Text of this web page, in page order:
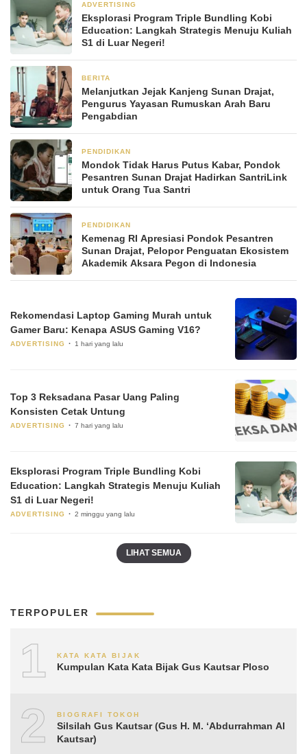
ADVERTISING
Eksplorasi Program Triple Bundling Kobi
Education: Langkah Strategis Menuju Kuliah
S1 di Luar Negeri!
BERITA
Melanjutkan Jejak Kanjeng Sunan Drajat,
Pengurus Yayasan Rumuskan Arah Baru
Pengabdian
PENDIDIKAN
Mondok Tidak Harus Putus Kabar, Pondok
Pesantren Sunan Drajat Hadirkan SantriLink
untuk Orang Tua Santri
PENDIDIKAN
Kemenag RI Apresiasi Pondok Pesantren
Sunan Drajat, Pelopor Penguatan Ekosistem
Akademik Aksara Pegon di Indonesia
Rekomendasi Laptop Gaming Murah untuk
Gamer Baru: Kenapa ASUS Gaming V16?
ADVERTISING 1 hari yang lalu
Top 3 Reksadana Pasar Uang Paling
Konsisten Cetak Untung
ADVERTISING 7 hari yang lalu
Eksplorasi Program Triple Bundling Kobi
Education: Langkah Strategis Menuju Kuliah
S1 di Luar Negeri!
ADVERTISING 2 minggu yang lalu
LIHAT SEMUA
TERPOPULER
1 KATA KATA BIJAK
Kumpulan Kata Kata Bijak Gus Kautsar Ploso
2 BIOGRAFI TOKOH
Silsilah Gus Kautsar (Gus H. M. ‘Abdurrahman Al
Kautsar)